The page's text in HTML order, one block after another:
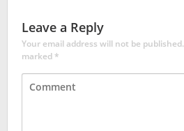
Leave a Reply
Your email address will not be published.
marked*